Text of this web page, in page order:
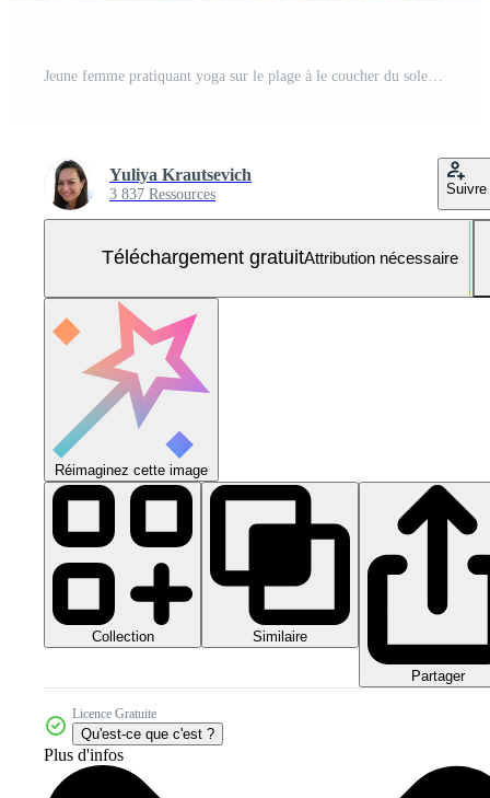
Yuliya Krautsevich
3 837 Ressources Suivre
Téléchargement gratuitAttribution nécessaire
Réimaginez cette image
Collection Similaire
Partager
Licence Gratuite
Qu'est-ce que c'est ?
Plus d'infos